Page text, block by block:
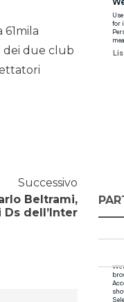
dei due club
Successivo
Beltrami,
Ds dell’Inter